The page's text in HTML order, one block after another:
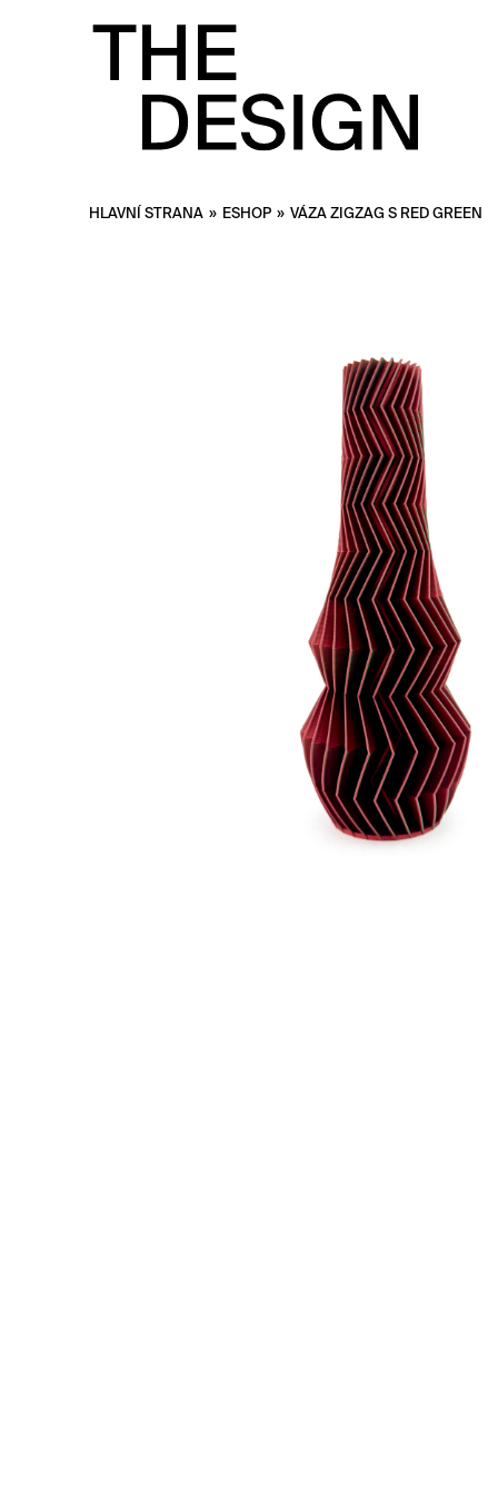
HLAVNÍ STRANA » ESHOP » VÁZA ZIGZAG S RED GREEN